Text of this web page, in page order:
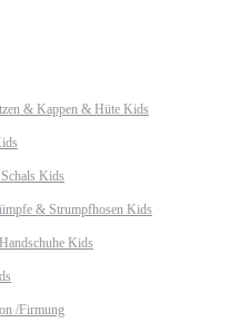
& Kappen & Hüte Kids
Kids
& Strumpfhosen Kids
Kids
/Firmung